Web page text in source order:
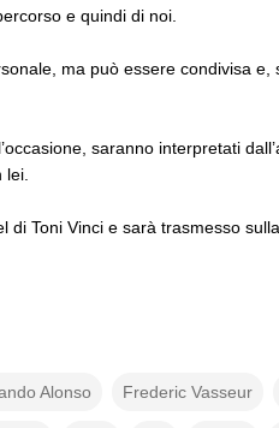
e quindi di noi.
ma può essere condivisa
saranno interpretati
di Toni Vinci e sarà trasmesso
Alonso Frederic Vasseur